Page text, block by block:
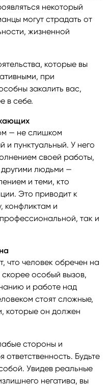
некоторый
могут страдать от
жизненной
которые вы
при
закалить вас,
в себе.
— не слишком
и пунктуальный. У него
своей работы,
людьми —
и теми, кто
Это приводит к
конфликтам и
так и
что человек обречен на
особый вызов,
и работе над
стоят сложные,
которые он должен
стороны и
ответственность. Будьте
Увидев реальные
негатива, вы